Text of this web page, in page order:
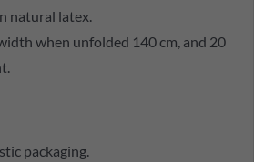
natural latex.
when unfolded 140 cm, and 20
packaging.